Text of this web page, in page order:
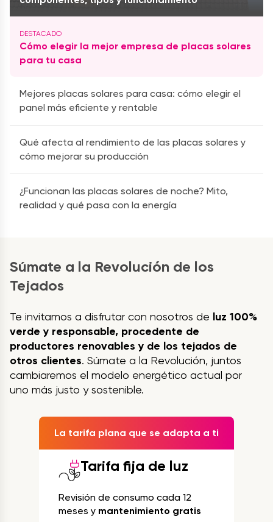
Cómo elegir la mejor empresa de placas solares
para tu casa
Mejores placas solares para casa: cómo elegir el
panel más eficiente y rentable
Qué afecta al rendimiento de las placas solares y
cómo mejorar su producción
¿Funcionan las placas solares de noche? Mito,
realidad y qué pasa con la energía
Súmate a la Revolución de los
Tejados
Te invitamos a disfrutar con nosotros de luz 100%
verde y responsable, procedente de
productores renovables y de los tejados de
otros clientes. Súmate a la Revolución, juntos
cambiaremos el modelo energético actual por
uno más justo y sostenible.
La tarifa plana que se adapta a ti
Tarifa fija de luz
Revisión de consumo cada 12
meses y mantenimiento gratis